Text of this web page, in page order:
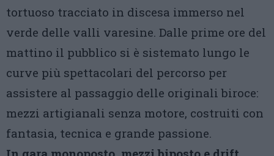
tortuoso tracciato in discesa immerso nel
verde delle valli varesine. Dalle prime ore del
mattino il pubblico si è sistemato lungo le
curve più spettacolari del percorso per
assistere al passaggio delle originali biroce:
mezzi artigianali senza motore, costruiti con
fantasia, tecnica e grande passione.